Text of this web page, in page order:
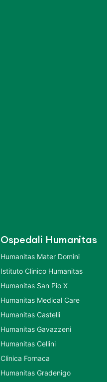
Ospedali Humanitas
Humanitas Mater Domini
Istituto Clinico Humanitas
Humanitas San Pio X
Humanitas Medical Care
Humanitas Castelli
Humanitas Gavazzeni
Humanitas Cellini
Clinica Fornaca
Humanitas Gradenigo